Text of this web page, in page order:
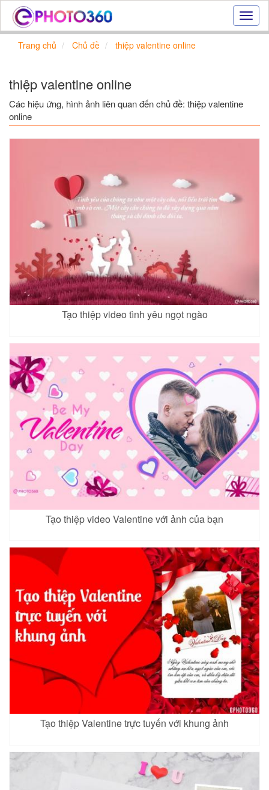
Hiệu
ứng
tuyến,
tạo
Trang chủ Chủ đề thiệp valentine online
thiệp valentine online
Các hiệu ứng, hình ảnh liên quan đến chủ đề: thiệp valentine
online
Tạo thiệp video tình yêu ngọt ngào
Tạo thiệp video Valentine với ảnh của bạn
Tạo thiệp Valentine trực tuyến với khung ảnh